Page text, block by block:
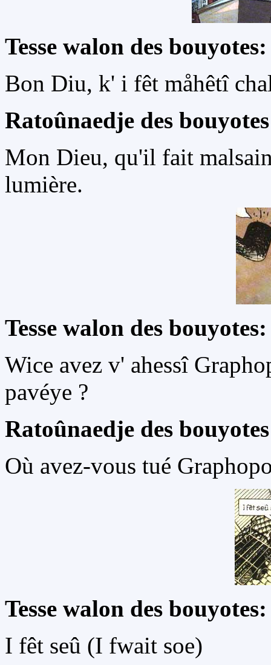
Tesse walon des bouyotes:
Bon Diu, k' i fêt måhêtî
Ratoûnaedje des
Mon Dieu, qu'il fait
lumière.
Tesse walon des bouyotes:
Wice avez v' ahessî
pavéye ?
Ratoûnaedje des
Où avez-vous tué
Tesse walon des bouyotes:
I fêt seû (I fwait soe)